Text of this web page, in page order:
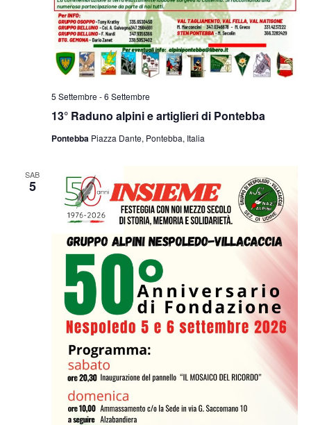
13° Raduno alpini e artiglieri di Pontebba
5 Settembre -6 Settembre
Pontebba Piazza Dante, Pontebba, Italia
SAB
5